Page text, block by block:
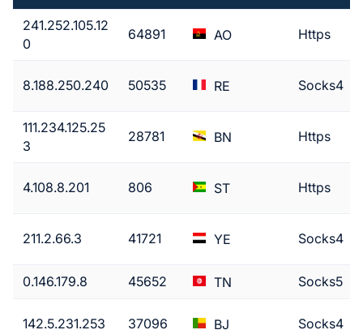
241.252.105.12
0
64891 AO Https
8.188.250.240 50535 RE Socks4
111.234.125.25
3
28781 BN Https
4.108.8.201 806 ST Https
211.2.66.3 41721 YE Socks4
0.146.179.8 45652 TN Socks5
142.5.231.253 37096 BJ Socks4